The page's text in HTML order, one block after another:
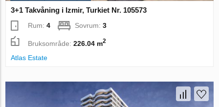
3+1 Takvåning i Izmir, Turkiet Nr. 105573
Rum:4 Sovrum:3
Bruksområde:226.04 m2
Atlas Estate